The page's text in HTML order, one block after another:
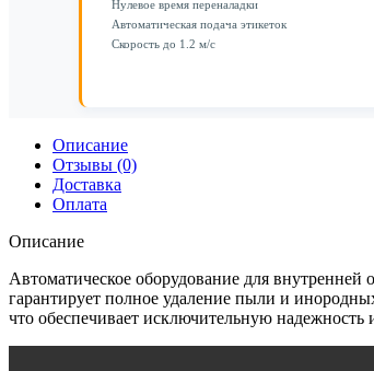
Нулевое время переналадки
Автоматическая подача этикеток
Скорость до 1.2 м/с
Описание
Отзывы (0)
Доставка
Оплата
Описание
Автоматическое оборудование для
гарантирует полное удаление пыли и
что обеспечивает исключительную